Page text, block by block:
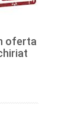
oferta